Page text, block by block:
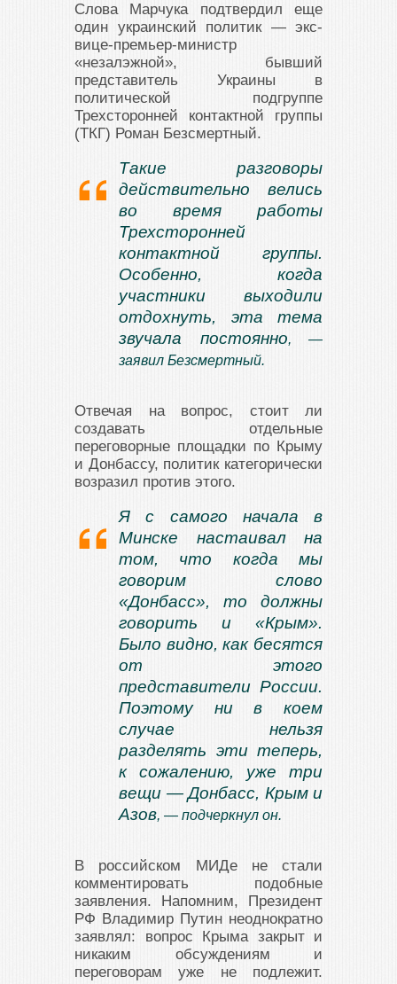
Слова Марчука подтвердил еще
один украинский политик — экс-
вице-премьер-министр
«незалэжной», бывший
представитель Украины в
политической подгруппе
Трехсторонней контактной группы
(ТКГ) Роман Безсмертный.
Такие разговоры
действительно велись
во время работы
Трехсторонней
контактной группы.
Особенно, когда
участники выходили
отдохнуть, эта тема
звучала постоянно, —
заявил Безсмертный.
Отвечая на вопрос, стоит ли
создавать отдельные
переговорные площадки по Крыму
и Донбассу, политик категорически
возразил против этого.
Я с самого начала в
Минске настаивал на
том, что когда мы
говорим слово
«Донбасс», то должны
говорить и «Крым».
Было видно, как бесятся
от этого
представители России.
Поэтому ни в коем
случае нельзя
разделять эти теперь,
к сожалению, уже три
вещи — Донбасс, Крым и
Азов, — подчеркнул он.
В российском МИДе не стали
комментировать подобные
заявления. Напомним, Президент
РФ Владимир Путин неоднократно
заявлял: вопрос Крыма закрыт и
никаким обсуждениям и
переговорам уже не подлежит.